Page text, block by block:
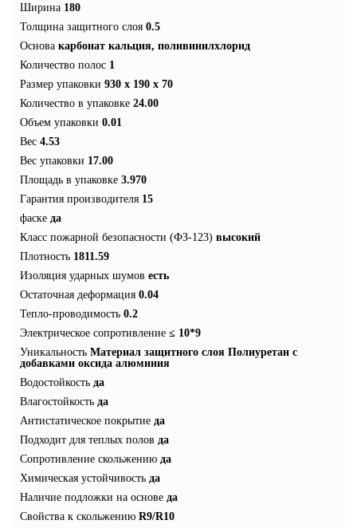
Ширина 180
Толщина защитного слоя 0.5
Основа карбонат кальция, поливинилхлорид
Количество полос 1
Размер упаковки 930 x 190 x 70
Количество в упаковке 24.00
Объем упаковки 0.01
Вес 4.53
Вес упаковки 17.00
Площадь в упаковке 3.970
Гарантия производителя 15
фаске да
Класс пожарной безопасности (ФЗ-123) высокий
Плотность 1811.59
Изоляция ударных шумов есть
Остаточная деформация 0.04
Тепло-проводимость 0.2
Электрическое сопротивление ≤ 10*9
Уникальность Материал защитного слоя Полиуретан с
добавками оксида алюминия
Водостойкость да
Влагостойкость да
Антистатическое покрытие да
Подходит для теплых полов да
Сопротивление скольжению да
Химическая устойчивость да
Наличие подложки на основе да
Свойства к скольжению R9/R10